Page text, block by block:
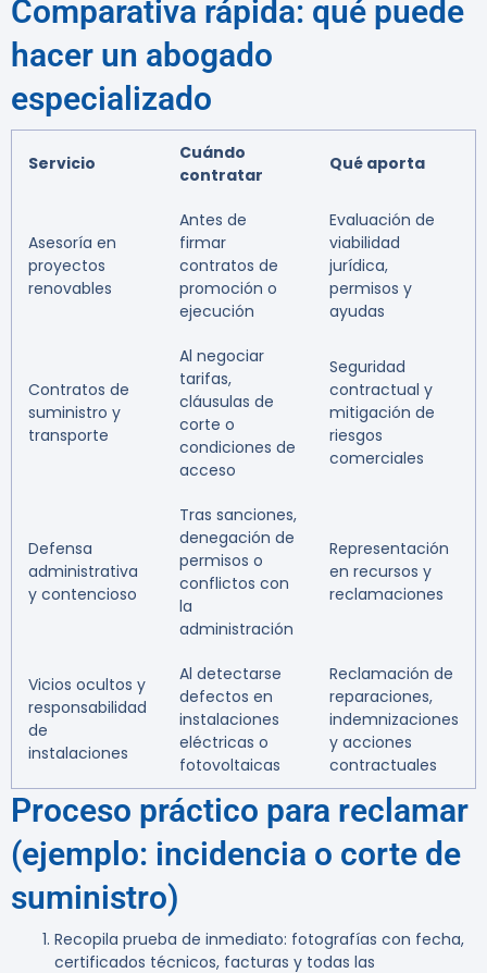
Comparativa rápida: qué puede
hacer un abogado
especializado
Servicio
Cuándo
contratar
Qué aporta
Asesoría en
proyectos
renovables
Antes de
firmar
contratos de
promoción o
ejecución
Evaluación de
viabilidad
jurídica,
permisos y
ayudas
Contratos de
suministro y
transporte
Al negociar
tarifas,
cláusulas de
corte o
condiciones de
acceso
Seguridad
contractual y
mitigación de
riesgos
comerciales
Defensa
administrativa
y contencioso
Tras sanciones,
denegación de
permisos o
conflictos con
la
administración
Representación
en recursos y
reclamaciones
Vicios ocultos y
responsabilidad
de
instalaciones
Al detectarse
defectos en
instalaciones
eléctricas o
fotovoltaicas
Reclamación de
reparaciones,
indemnizaciones
y acciones
contractuales
Proceso práctico para reclamar
(ejemplo: incidencia o corte de
suministro)
Recopila prueba de inmediato: fotografías con fecha,
certificados técnicos, facturas y todas las